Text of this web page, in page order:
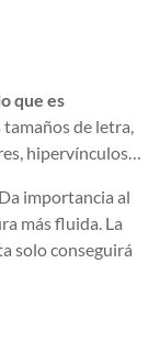
que es
tamaños de letra,
hipervínculos…
importancia al
más fluida. La
solo conseguirá